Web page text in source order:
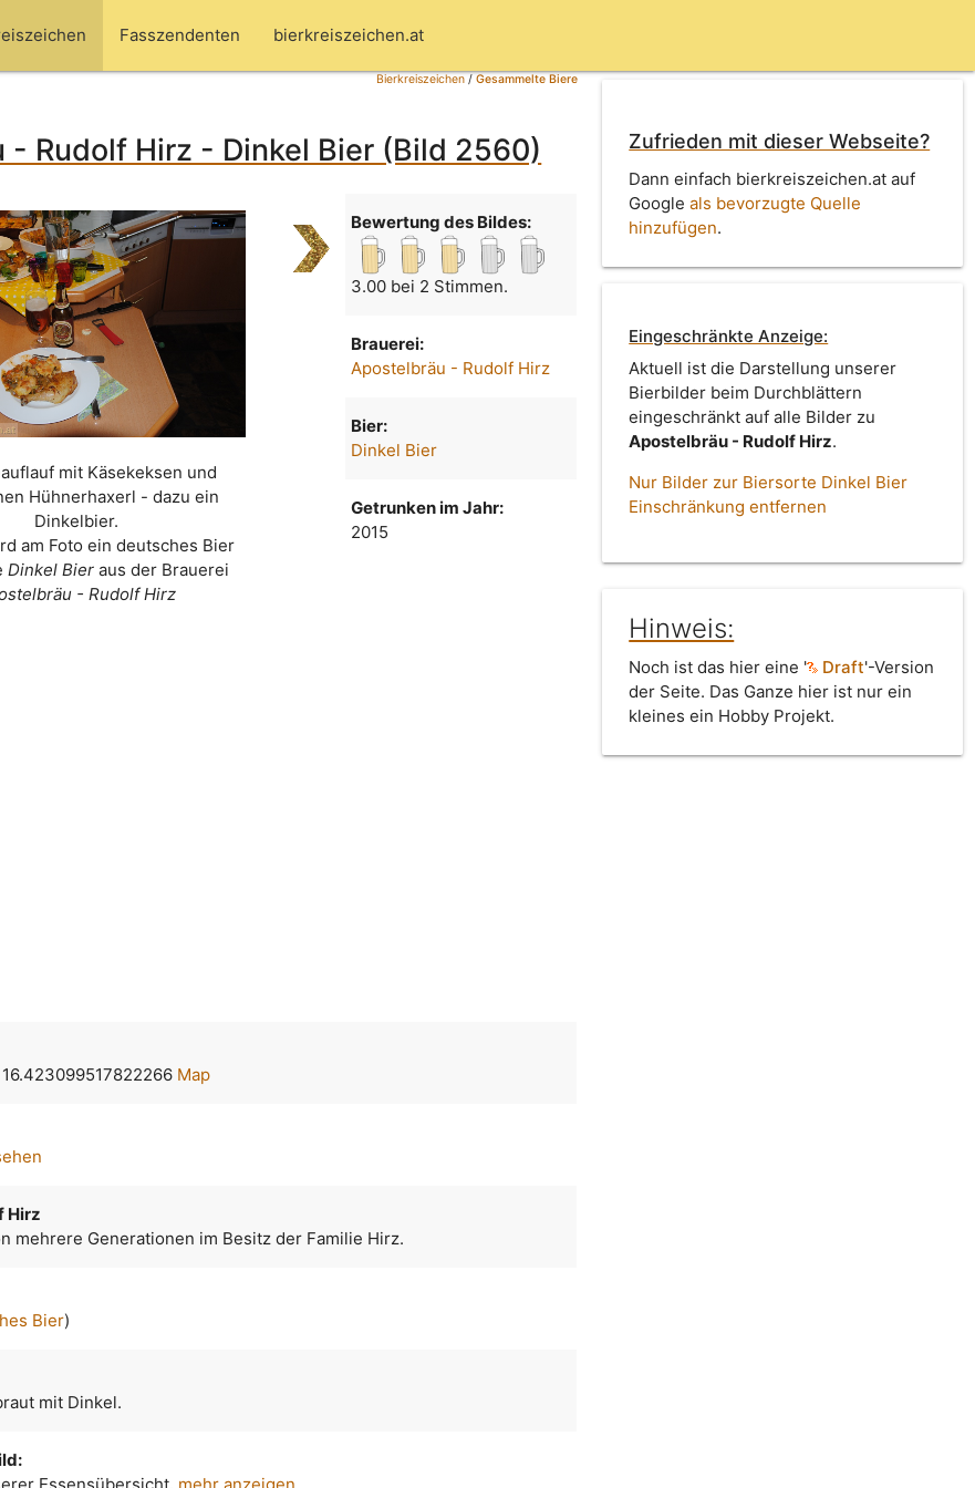
Fasszendenten bierkreiszeichen.at
Bierkreiszeichen/Gesammelte Biere
- Rudolf Hirz - Dinkel Bier (Bild 2560)
mit Käsekeksen und
Hühnerhaxerl - dazu ein
Dinkelbier.
am Foto ein deutsches Bier
Dinkel Bieraus der Brauerei
- Rudolf Hirz
Bewertung des Bildes:
3.00 bei 2 Stimmen.
Brauerei:
Apostelbräu - Rudolf Hirz
Bier:
Dinkel Bier
Getrunken im Jahr:
2015
Zufrieden mit dieser Webseite?
Dann einfach bierkreiszeichen.at auf
Googleals bevorzugte Quelle
hinzufügen.
Eingeschränkte Anzeige:
Aktuell ist die Darstellung unserer
Bierbilder beim Durchblättern
eingeschränkt auf alle Bilder zu
Apostelbräu - Rudolf Hirz.
Nur Bilder zur Biersorte Dinkel Bier
Einschränkung entfernen
Hinweis:
Noch ist das hier eine ' Draft'-Version
der Seite. Das Ganze hier ist nur ein
kleines ein Hobby Projekt.
Map
Hirz
mehrere Generationen im Besitz der Familie Hirz.
Bier)
mit Dinkel.